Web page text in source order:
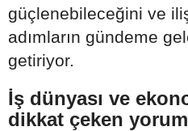
güçlenebileceğini ve
adımların gündeme
getiriyor.
İş dünyası ve
dikkat çeken